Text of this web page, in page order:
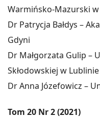
Warmińsko-Mazurski
Dr Patrycja Bałdys –
Gdyni
Dr Małgorzata Gulip –
Skłodowskiej w Lublinie
Dr Anna Józefowicz –
Tom 20 Nr 2 (2021)